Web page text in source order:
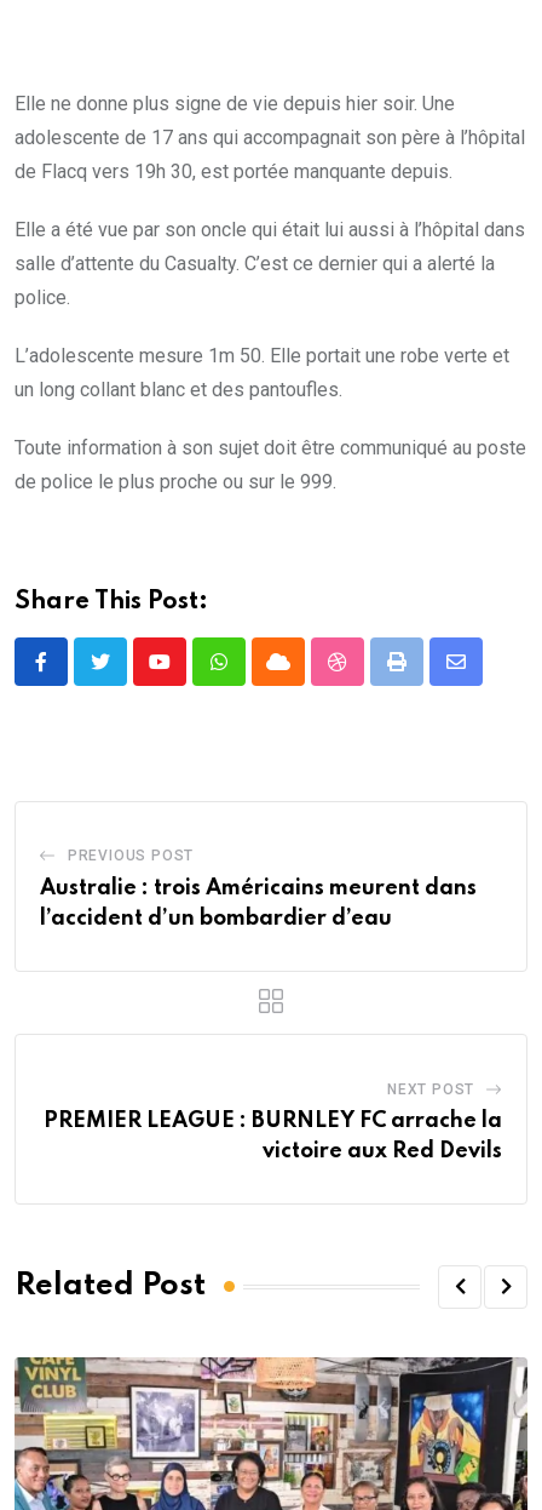
Elle ne donne plus signe de vie depuis hier soir. Une
adolescente de 17 ans qui accompagnait son père à l’hôpital
de Flacq vers 19h 30, est portée manquante depuis.
Elle a été vue par son oncle qui était lui aussi à l’hôpital dans
salle d’attente du Casualty. C’est ce dernier qui a alerté la
police.
L’adolescente mesure 1m 50. Elle portait une robe verte et
un long collant blanc et des pantoufles.
Toute information à son sujet doit être communiqué au poste
de police le plus proche ou sur le 999.
Share This Post:
YoutubeWhatsappCloud StumbleUpon
Print
Share
PREVIOUS POST
Australie : trois Américains meurent dans
l’accident d’un bombardier d’eau
NEXT POST
PREMIER LEAGUE : BURNLEY FC arrache la
victoire aux Red Devils
Related Post